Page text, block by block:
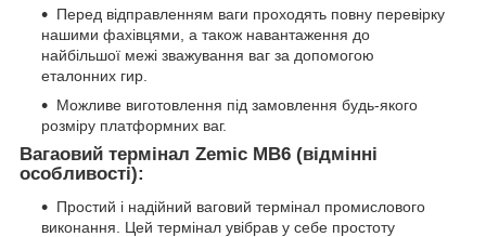
Перед відправленням ваги проходять повну перевірку
нашими фахівцями, а також навантаження до
найбільшої межі зважування ваг за допомогою
еталонних гир.
Можливе виготовлення під замовлення будь-якого
розміру платформних ваг.
Вагаовий термінал Zemic MB6 (відмінні
особливості):
Простий і надійний ваговий термінал промислового
виконання. Цей термінал увібрав у себе простоту